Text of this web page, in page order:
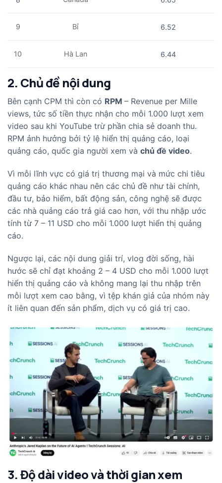
9 Bỉ 6.52
10 Hà Lan 6.44
2. Chủ đề nội dung
Bên cạnh CPM thì còn có RPM – Revenue per Mille
views, tức số tiền thực nhận cho mỗi 1.000 lượt xem
video sau khi YouTube trừ phần chia sẻ doanh thu.
RPM ảnh hưởng bởi tỷ lệ hiển thị quảng cáo, loại
quảng cáo, quốc gia người xem và chủ đề video.
Vì mỗi lĩnh vực có giá trị thương mại và mức chi tiêu
quảng cáo khác nhau nên các chủ đề như tài chính,
đầu tư, bảo hiểm, bất động sản, công nghệ sẽ được
các nhà quảng cáo trả giá cao hơn, với thu nhập ước
tính từ 7 – 11 USD cho mỗi 1.000 lượt hiển thị quảng
cáo.
Ngược lại, các nội dung giải trí, vlog đời sống, hài
hước sẽ chỉ đạt khoảng 2 – 4 USD cho mỗi 1.000 lượt
hiển thị quảng cáo và không mang lại thu nhập trên
mỗi lượt xem cao bằng, vì tệp khán giả của nhóm này
ít liên quan đến sản phẩm, dịch vụ có giá trị cao.
3. Độ dài video và thời gian xem